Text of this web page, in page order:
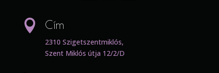
 Cím
2310 Szigetszentmiklós,
Szent Miklós útja 12/2/D